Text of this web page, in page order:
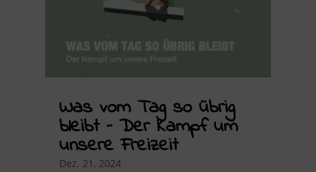
Was vom Tag so übrig
bleibt – Der Kampf um
unsere Freizeit
Dez. 21, 2024